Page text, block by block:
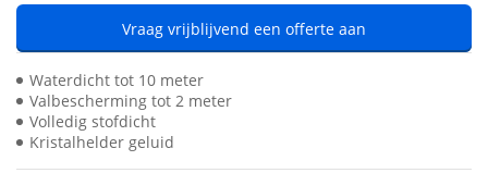
Vraag vrijblijvend een offerte aan
Waterdicht tot 10 meter
Valbescherming tot 2 meter
Volledig stofdicht
Kristalhelder geluid